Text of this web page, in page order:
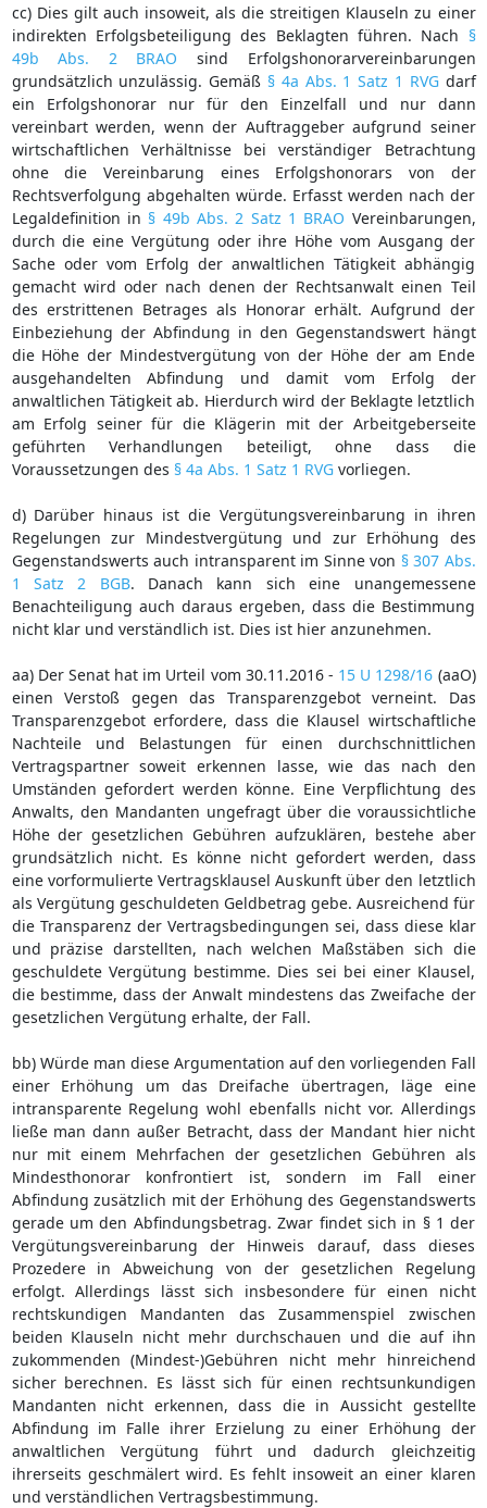
cc) Dies gilt auch insoweit, als die streitigen Klauseln zu einer
indirekten Erfolgsbeteiligung des Beklagten führen. Nach §
49b Abs. 2 BRAO sind Erfolgshonorarvereinbarungen
grundsätzlich unzulässig. Gemäß § 4a Abs. 1 Satz 1 RVGdarf
ein Erfolgshonorar nur für den Einzelfall und nur dann
vereinbart werden, wenn der Auftraggeber aufgrund seiner
wirtschaftlichen Verhältnisse bei verständiger Betrachtung
ohne die Vereinbarung eines Erfolgshonorars von der
Rechtsverfolgung abgehalten würde. Erfasst werden nach der
Legaldefinition in § 49b Abs. 2 Satz 1 BRAO Vereinbarungen,
durch die eine Vergütung oder ihre Höhe vom Ausgang der
Sache oder vom Erfolg der anwaltlichen Tätigkeit abhängig
gemacht wird oder nach denen der Rechtsanwalt einen Teil
des erstrittenen Betrages als Honorar erhält. Aufgrund der
Einbeziehung der Abfindung in den Gegenstandswert hängt
die Höhe der Mindestvergütung von der Höhe der am Ende
ausgehandelten Abfindung und damit vom Erfolg der
anwaltlichen Tätigkeit ab. Hierdurch wird der Beklagte letztlich
am Erfolg seiner für die Klägerin mit der Arbeitgeberseite
geführten Verhandlungen beteiligt, ohne dass die
Voraussetzungen des § 4a Abs. 1 Satz 1 RVGvorliegen.
d) Darüber hinaus ist die Vergütungsvereinbarung in ihren
Regelungen zur Mindestvergütung und zur Erhöhung des
Gegenstandswerts auch intransparent im Sinne von § 307 Abs.
1 Satz 2 BGB. Danach kann sich eine unangemessene
Benachteiligung auch daraus ergeben, dass die Bestimmung
nicht klar und verständlich ist. Dies ist hier anzunehmen.
aa) Der Senat hat im Urteil vom 30.11.2016 - 15 U 1298/16 (aaO)
einen Verstoß gegen das Transparenzgebot verneint. Das
Transparenzgebot erfordere, dass die Klausel wirtschaftliche
Nachteile und Belastungen für einen durchschnittlichen
Vertragspartner soweit erkennen lasse, wie das nach den
Umständen gefordert werden könne. Eine Verpflichtung des
Anwalts, den Mandanten ungefragt über die voraussichtliche
Höhe der gesetzlichen Gebühren aufzuklären, bestehe aber
grundsätzlich nicht. Es könne nicht gefordert werden, dass
eine vorformulierte Vertragsklausel Auskunft über den letztlich
als Vergütung geschuldeten Geldbetrag gebe. Ausreichend für
die Transparenz der Vertragsbedingungen sei, dass diese klar
und präzise darstellten, nach welchen Maßstäben sich die
geschuldete Vergütung bestimme. Dies sei bei einer Klausel,
die bestimme, dass der Anwalt mindestens das Zweifache der
gesetzlichen Vergütung erhalte, der Fall.
bb) Würde man diese Argumentation auf den vorliegenden Fall
einer Erhöhung um das Dreifache übertragen, läge eine
intransparente Regelung wohl ebenfalls nicht vor. Allerdings
ließe man dann außer Betracht, dass der Mandant hier nicht
nur mit einem Mehrfachen der gesetzlichen Gebühren als
Mindesthonorar konfrontiert ist, sondern im Fall einer
Abfindung zusätzlich mit der Erhöhung des Gegenstandswerts
gerade um den Abfindungsbetrag. Zwar findet sich in § 1 der
Vergütungsvereinbarung der Hinweis darauf, dass dieses
Prozedere in Abweichung von der gesetzlichen Regelung
erfolgt. Allerdings lässt sich insbesondere für einen nicht
rechtskundigen Mandanten das Zusammenspiel zwischen
beiden Klauseln nicht mehr durchschauen und die auf ihn
zukommenden (Mindest-)Gebühren nicht mehr hinreichend
sicher berechnen. Es lässt sich für einen rechtsunkundigen
Mandanten nicht erkennen, dass die in Aussicht gestellte
Abfindung im Falle ihrer Erzielung zu einer Erhöhung der
anwaltlichen Vergütung führt und dadurch gleichzeitig
ihrerseits geschmälert wird. Es fehlt insoweit an einer klaren
und verständlichen Vertragsbestimmung.